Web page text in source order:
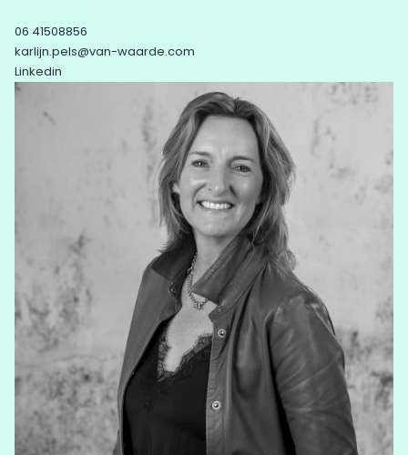
06 41508856
karlijn.pels@van-waarde.com
Linkedin